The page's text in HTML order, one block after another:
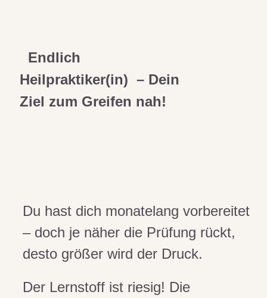
Endlich
Heilpraktiker(in) – Dein
Ziel zum Greifen nah!
Du hast dich monatelang vorbereitet
– doch je näher die Prüfung rückt,
desto größer wird der Druck.
Der Lernstoff ist riesig! Die